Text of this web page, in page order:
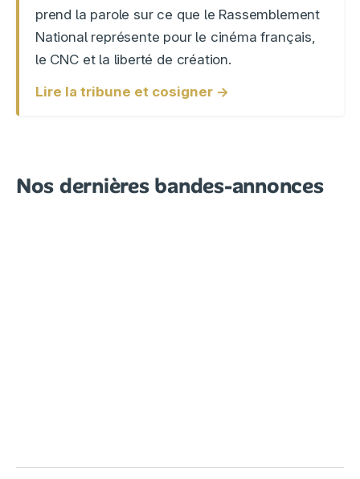
prend la parole sur ce que le Rassemblement
National représente pour le cinéma français,
le CNC et la liberté de création.
Lire la tribune et cosigner →
Nos dernières bandes-annonces